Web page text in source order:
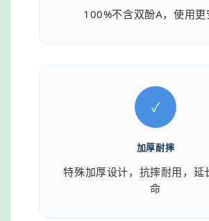
100%不含双酚A，使用更
✓
加厚耐摔
特殊加厚设计，抗摔耐用，延
命